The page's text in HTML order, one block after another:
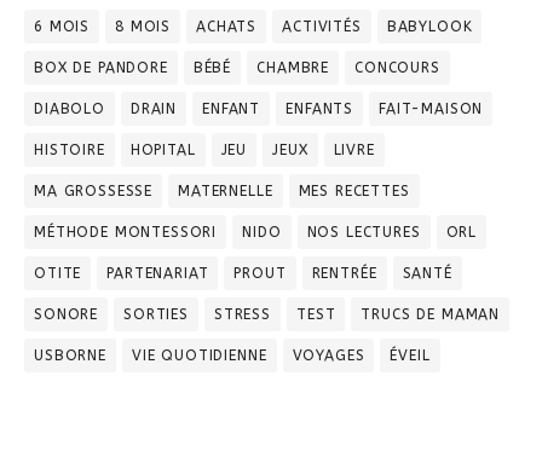
6 MOIS 8 MOIS ACHATS ACTIVITÉS BABYLOOK
BOX DE PANDORE BÉBÉ CHAMBRE CONCOURS
DIABOLO DRAIN ENFANT ENFANTS FAIT-MAISON
HISTOIRE HOPITAL JEU JEUX LIVRE
MA GROSSESSE MATERNELLE MES RECETTES
MÉTHODE MONTESSORI NIDO NOS LECTURES ORL
OTITE PARTENARIAT PROUT RENTRÉE SANTÉ
SONORE SORTIES STRESS TEST TRUCS DE MAMAN
USBORNE VIE QUOTIDIENNE VOYAGES ÉVEIL